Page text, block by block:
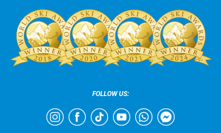
FOLLOW US: